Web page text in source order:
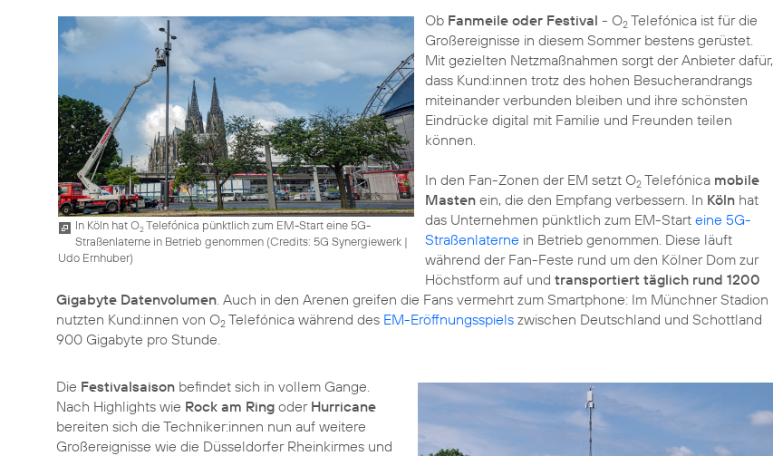
In Köln hat O2Telefónica pünktlich zum EM-Start eine 5G-
Straßenlaterne in Betrieb genommen (Credits: 5G Synergiewerk |
Udo Ernhuber)
Ob Fanmeile oder Festival - O2Telefónica ist für die
Großereignisse in diesem Sommer bestens gerüstet.
Mit gezielten Netzmaßnahmen sorgt der Anbieter dafür,
dass Kund:innen trotz des hohen Besucherandrangs
miteinander verbunden bleiben und ihre schönsten
Eindrücke digital mit Familie und Freunden teilen
können.
In den Fan-Zonen der EM setzt O2Telefónica mobile
Mastenein, die den Empfang verbessern. In Kölnhat
das Unternehmen pünktlich zum EM-Start eine 5G-
Straßenlaterne in Betrieb genommen. Diese läuft
während der Fan-Feste rund um den Kölner Dom zur
Höchstform auf und transportiert täglich rund 1200
Gigabyte Datenvolumen. Auch in den Arenen greifen die Fans vermehrt zum Smartphone: Im Münchner Stadion
nutzten Kund:innen von O2 Telefónica während des EM-Eröffnungsspiels zwischen Deutschland und Schottland
900 Gigabyte pro Stunde.
Die Festivalsaison befindet sich in vollem Gange.
Nach Highlights wie Rock am Ring oder Hurricane
bereiten sich die Techniker:innen nun auf weitere
Großereignisse wie die Düsseldorfer Rheinkirmes und